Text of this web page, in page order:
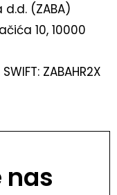
(ZABA)
10, 10000
ZABAHR2X